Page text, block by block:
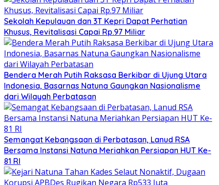
Sekolah Kepulauan dan 3T Kepri Dapat Perhatian
Khusus, Revitalisasi Capai Rp.97 Miliar
Bendera Merah Putih Raksasa Berkibar di Ujung Utara
Indonesia, Basarnas Natuna Gaungkan Nasionalisme
dari Wilayah Perbatasan
Semangat Kebangsaan di Perbatasan, Lanud RSA
Bersama Instansi Natuna Meriahkan Persiapan HUT Ke-
81 RI